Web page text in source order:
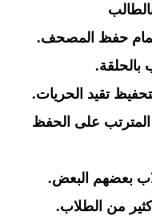
حفظ المصحف.
بالحلقة.
تقيد الحريات.
على الحفظ
بعضهم البعض.
كثير من الطلاب.